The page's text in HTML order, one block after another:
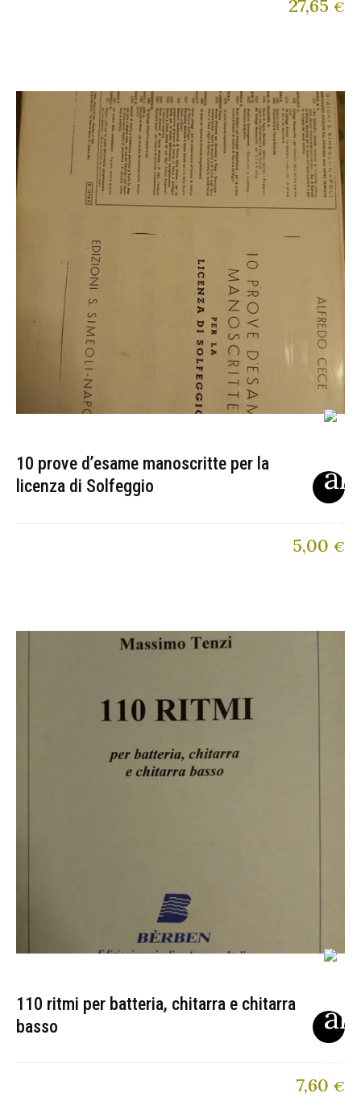
27,65 €
10 prove d’esame manoscritte per la
licenza di Solfeggio
5,00 €
110 ritmi per batteria, chitarra e chitarra
basso
7,60 €